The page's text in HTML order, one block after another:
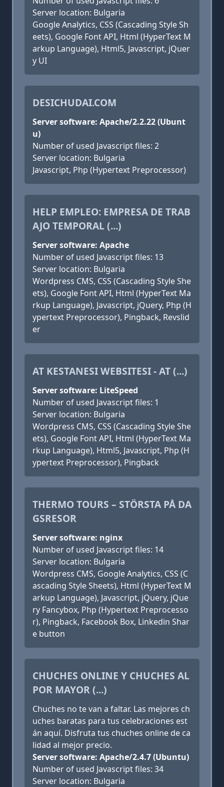
Server location: Bulgaria
Google Analytics, CSS (Cascading Style Sh
eets), Google Font API, Html (HyperText M
arkup Language), Html5, Javascript, jQuer
y UI
DESICHUDAI.COM
Server software: Apache/2.2.22 (Ubunt
u)
Number of used Javascript files: 2
Server location: Bulgaria
Javascript, Php (Hypertext Preprocessor)
HELP EMPLEO: EMPRESA DE TRAB
AJO TEMPORAL (...)
Server software: Apache
Number of used Javascript files: 13
Server location: Bulgaria
Wordpress CMS, CSS (Cascading Style She
ets), Google Font API, Html (HyperText Ma
rkup Language), Javascript, jQuery, Php (H
ypertext Preprocessor), Pingback, Revslid
er
AT KESTANESI WEBSITESI - AT (...)
Server software: LiteSpeed
Number of used Javascript files: 1
Server location: Bulgaria
Wordpress CMS, CSS (Cascading Style She
ets), Google Font API, Html (HyperText Ma
rkup Language), Html5, Javascript, Php (H
ypertext Preprocessor), Pingback
THERMO TOURS – STÖRSTA PÅ DA
GSRESOR
Server software: nginx
Number of used Javascript files: 14
Server location: Bulgaria
Wordpress CMS, Google Analytics, CSS (C
ascading Style Sheets), Html (HyperText M
arkup Language), Javascript, jQuery, jQue
ry Fancybox, Php (Hypertext Preprocesso
r), Pingback, Facebook Box, Linkedin Shar
e button
CHUCHES ONLINE Y CHUCHES AL
POR MAYOR (...)
Chuches no te van a faltar. Las mejores ch
uches baratas para tus celebraciones est
án aquí. Disfruta tus chuches online de ca
lidad al mejor precio.
Server software: Apache/2.4.7 (Ubuntu)
Number of used Javascript files: 34
Server location: Bulgaria